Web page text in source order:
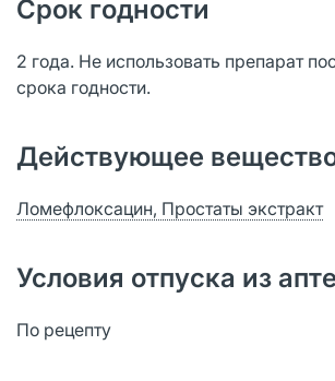
Срок годности
2 года. Не использовать препарат
срока годности.
Действующее
Ломефлоксацин, Простаты экстракт
Условия отпуска из
По рецепту